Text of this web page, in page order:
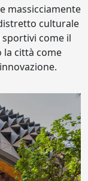
massicciamente
culturale
sportivi come il
la città come